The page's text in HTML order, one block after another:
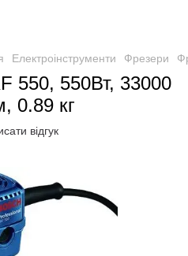
Електроінструменти Фрезери
550, 550Вт, 33000
0.89 кг
відгук